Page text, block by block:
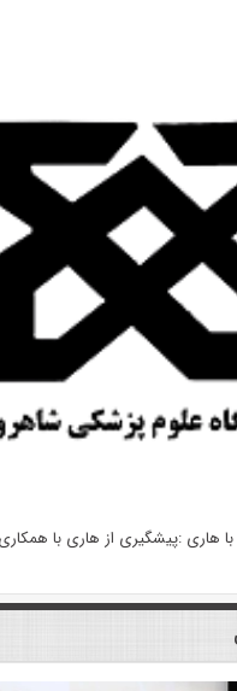
با هاری :پیشگیری از هاری با